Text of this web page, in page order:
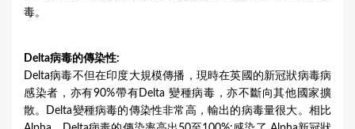
毒。
Delta病毒的傳染性:
Delta病毒不但在印度大規模傳播，現時在英國的新冠狀病毒病
感染者，亦有90%帶有Delta 變種病毒，亦不斷向其他國家擴
散。Delta變種病毒的傳染性非常高，輸出的病毒量很大。相比